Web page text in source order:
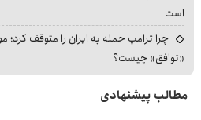
است
چرا ترامپ حمله به ایران را متوقف کرد؛
«توافق» چیست؟
مطالب پیشنهادی